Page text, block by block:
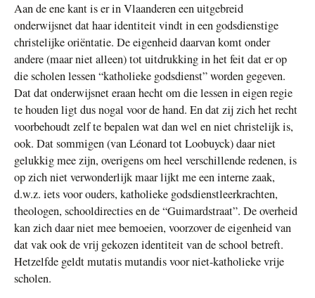
Aan de ene kant is er in Vlaanderen een uitgebreid
onderwijsnet dat haar identiteit vindt in een godsdienstige
christelijke oriëntatie. De eigenheid daarvan komt onder
andere (maar niet alleen) tot uitdrukking in het feit dat er op
die scholen lessen “katholieke godsdienst” worden gegeven.
Dat dat onderwijsnet eraan hecht om die lessen in eigen regie
te houden ligt dus nogal voor de hand. En dat zij zich het recht
voorbehoudt zelf te bepalen wat dan wel en niet christelijk is,
ook. Dat sommigen (van Léonard tot Loobuyck) daar niet
gelukkig mee zijn, overigens om heel verschillende redenen, is
op zich niet verwonderlijk maar lijkt me een interne zaak,
d.w.z. iets voor ouders, katholieke godsdienstleerkrachten,
theologen, schooldirecties en de “Guimardstraat”. De overheid
kan zich daar niet mee bemoeien, voorzover de eigenheid van
dat vak ook de vrij gekozen identiteit van de school betreft.
Hetzelfde geldt mutatis mutandis voor niet-katholieke vrije
scholen.